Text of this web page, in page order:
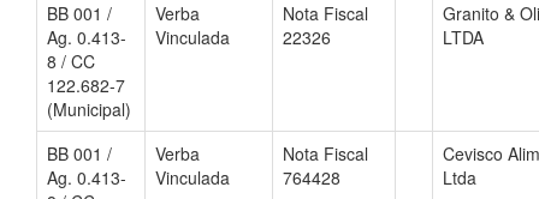
BB 001 /
Ag. 0.413-
8 / CC
122.682-7
(Municipal)
Verba
Vinculada
Nota Fiscal
22326
Granito &
LTDA
BB 001 /
Ag. 0.413-
Verba
Vinculada
Nota Fiscal
764428
Cevisco
Ltda